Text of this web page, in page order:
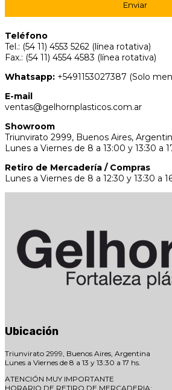
Teléfono
Tel.: (54 11) 4553 5262 (línea rotativa)
Fax.: (54 11) 4554 4583 (línea rotativa)
Whatsapp: +5491153027387 (Solo
E-mail
ventas@gelhornplasticos.com.ar
Showroom
Triunvirato 2999, Buenos Aires,
Lunes a Viernes de 8 a 13:00 y 13:30 a
Retiro de Mercadería / Compras
Lunes a Viernes de 8 a 12:30 y 13:30 a
Ubicación
Triunvirato 2999, Buenos Aires, Argentina
Lunes a Viernes de 8 a 13 y 13:30 a 17 hs.
ATENCIÓN MUY IMPORTANTE
HORARIO DE RETIRO DE MERCADERIA: